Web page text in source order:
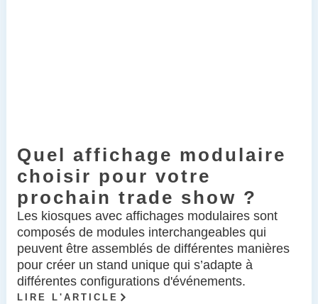
Quel affichage modulaire
choisir pour votre
prochain trade show ?
Les kiosques avec affichages modulaires sont
composés de modules interchangeables qui
peuvent être assemblés de différentes manières
pour créer un stand unique qui s’adapte à
différentes configurations d'événements.
LIRE L'ARTICLE